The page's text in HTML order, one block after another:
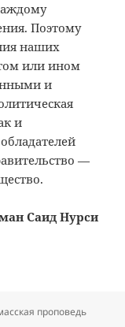
Поэтому
наших
или ином
и
и
—
Саид Нурси
проповедь